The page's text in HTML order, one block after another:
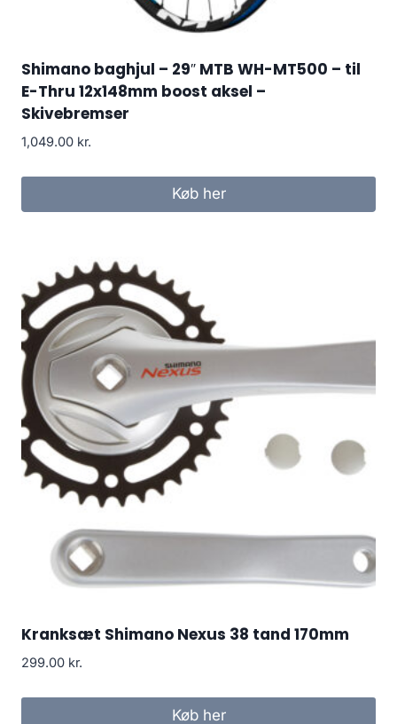
Shimano baghjul – 29″ MTB WH-MT500 – til
E-Thru 12x148mm boost aksel –
Skivebremser
1,049.00 kr.
Køb her
Kranksæt Shimano Nexus 38 tand 170mm
299.00 kr.
Køb her